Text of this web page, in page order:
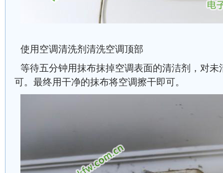
使用空调清洗剂清洗空调顶部
等待五分钟用抹布抹掉空调表面的清洁剂，对
可。最终用干净的抹布将空调擦干即可。